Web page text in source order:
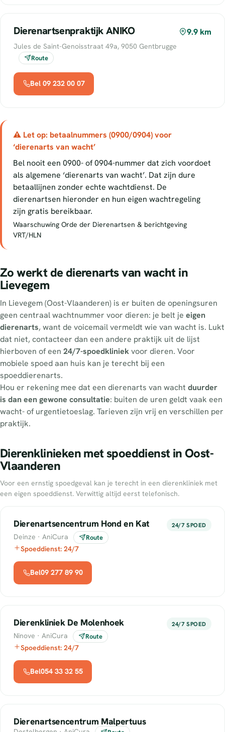
Dierenartsenpraktijk ANIKO 9.9 km
Jules de Saint-Genoisstraat 49a, 9050 Gentbrugge
Route
Bel 09 232 00 07
⚠ Let op: betaalnummers (0900/0904) voor
‘dierenarts van wacht’
Bel nooit een 0900- of 0904-nummer dat zich voordoet
als algemene ‘dierenarts van wacht’. Dat zijn dure
betaallijnen zonder echte wachtdienst. De
dierenartsen hieronder en hun eigen wachtregeling
zijn gratis bereikbaar.
Waarschuwing Orde der Dierenartsen & berichtgeving
VRT/HLN
Zo werkt de dierenarts van wacht in
Lievegem
In Lievegem (Oost-Vlaanderen) is er buiten de openingsuren
geen centraal wachtnummer voor dieren: je belt je eigen
dierenarts, want de voicemail vermeldt wie van wacht is. Lukt
dat niet, contacteer dan een andere praktijk uit de lijst
hierboven of een 24/7-spoedkliniekvoor dieren. Voor
mobiele spoed aan huis kan je terecht bij een
spoeddierenarts.
Hou er rekening mee dat een dierenarts van wacht duurder
is dan een gewone consultatie: buiten de uren geldt vaak een
wacht- of urgentietoeslag. Tarieven zijn vrij en verschillen per
praktijk.
Dierenklinieken met spoeddienst in Oost-
Vlaanderen
Voor een ernstig spoedgeval kan je terecht in een dierenkliniek met
een eigen spoeddienst. Verwittig altijd eerst telefonisch.
Dierenartsencentrum Hond en Kat 24/7 SPOED
Deinze · AniCura Route
Spoeddienst: 24/7
Bel09 277 89 90
Dierenkliniek De Molenhoek 24/7 SPOED
Ninove · AniCura Route
Spoeddienst: 24/7
Bel054 33 32 55
Dierenartsencentrum Malpertuus